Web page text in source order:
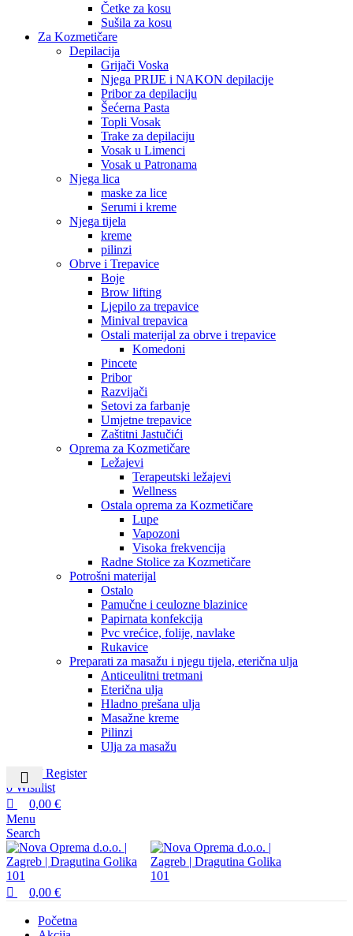
Četke za kosu
Sušila za kosu
Za Kozmetičare
Depilacija
Grijači Voska
Njega PRIJE i NAKON depilacije
Pribor za depilaciju
Šećerna Pasta
Topli Vosak
Trake za depilaciju
Vosak u Limenci
Vosak u Patronama
Njega lica
maske za lice
Serumi i kreme
Njega tijela
kreme
pilinzi
Obrve i Trepavice
Boje
Brow lifting
Ljepilo za trepavice
Minival trepavica
Ostali materijal za obrve i trepavice
Komedoni
Pincete
Pribor
Razvijači
Setovi za farbanje
Umjetne trepavice
Zaštitni Jastučići
Oprema za Kozmetičare
Ležajevi
Terapeutski ležajevi
Wellness
Ostala oprema za Kozmetičare
Lupe
Vapozoni
Visoka frekvencija
Radne Stolice za Kozmetičare
Potrošni materijal
Ostalo
Pamučne i ceulozne blazinice
Papirnata konfekcija
Pvc vrećice, folije, navlake
Rukavice
Preparati za masažu i njegu tijela, eterična ulja
Anticeulitni tretmani
Eterična ulja
Hladno prešana ulja
Masažne kreme
Pilinzi
Ulja za masažu
Login / Register
0 Wishlist
0,00 €
Menu
Search
0,00 €
Početna